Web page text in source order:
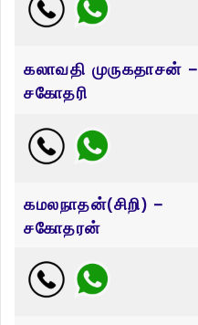
கலாவதி முருகதாசன் –
சகோதரி
கமலநாதன்(சிறி) –
சகோதரன்